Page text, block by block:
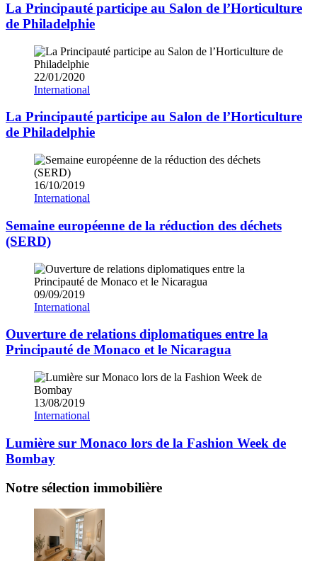
La Principauté participe au Salon de l’Horticulture
de Philadelphie
22/01/2020
International
La Principauté participe au Salon de l’Horticulture
de Philadelphie
16/10/2019
International
Semaine européenne de la réduction des déchets
(SERD)
09/09/2019
International
Ouverture de relations diplomatiques entre la
Principauté de Monaco et le Nicaragua
13/08/2019
International
Lumière sur Monaco lors de la Fashion Week de
Bombay
Notre sélection immobilière